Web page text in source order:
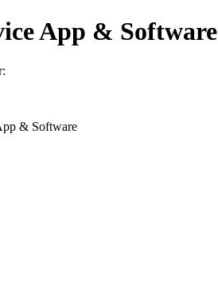
App & Software
& Software